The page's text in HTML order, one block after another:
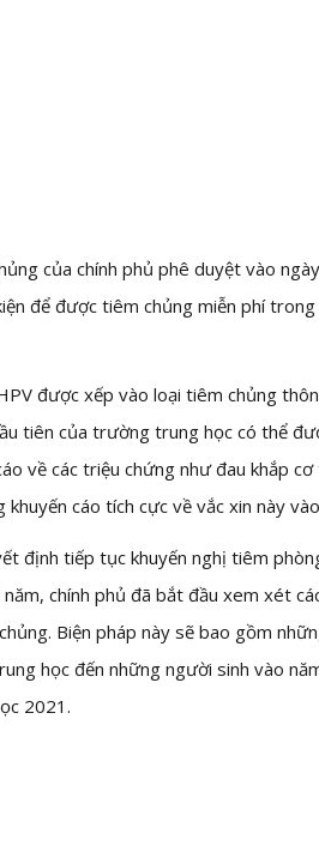
của chính phủ phê duyệt vào
để được tiêm chủng miễn phí
được xếp vào loại tiêm chủng
tiên của trường trung học có thể
về các triệu chứng như đau khắp
cáo tích cực về vắc xin này
định tiếp tục khuyến nghị tiêm
chính phủ đã bắt đầu xem xét
Biện pháp này sẽ bao gồm
học đến những người sinh vào
2021.